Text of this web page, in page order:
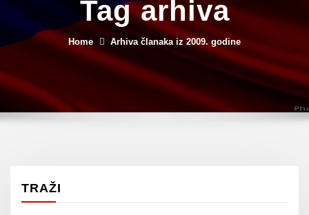
Tag arhiva
Home Arhiva članaka iz 2009. godine
TRAŽI